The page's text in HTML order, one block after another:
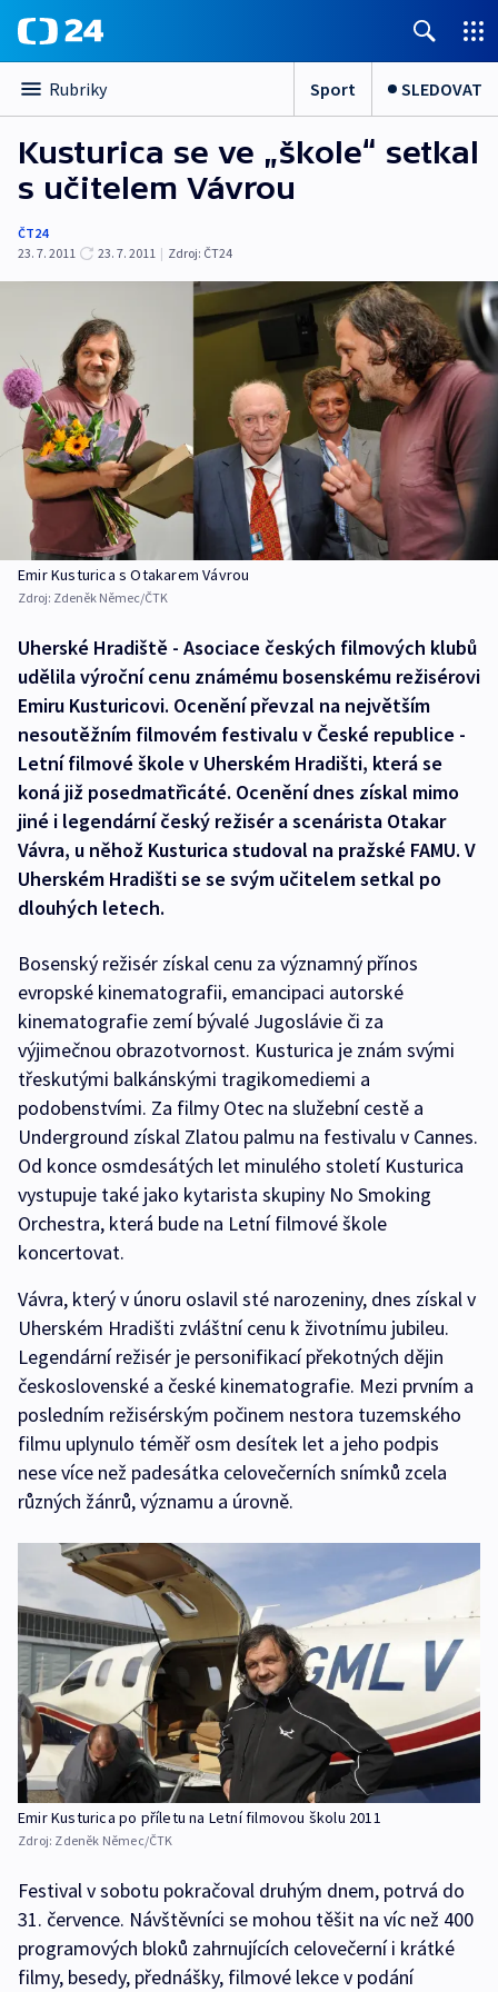
Rubriky Sport SLEDOVAT
Kusturica se ve „škole“ setkal
s učitelem Vávrou
ČT24
23. 7. 2011
23. 7. 2011 | Zdroj: ČT24
Emir Kusturica s Otakarem Vávrou
Zdroj: Zdeněk Němec/ČTK
Uherské Hradiště - Asociace českých filmových klubů
udělila výroční cenu známému bosenskému režisérovi
Emiru Kusturicovi. Ocenění převzal na největším
nesoutěžním filmovém festivalu v České republice -
Letní filmové škole v Uherském Hradišti, která se
koná již posedmatřicáté. Ocenění dnes získal mimo
jiné i legendární český režisér a scenárista Otakar
Vávra, u něhož Kusturica studoval na pražské FAMU. V
Uherském Hradišti se se svým učitelem setkal po
dlouhých letech.
Bosenský režisér získal cenu za významný přínos
evropské kinematografii, emancipaci autorské
kinematografie zemí bývalé Jugoslávie či za
výjimečnou obrazotvornost. Kusturica je znám svými
třeskutými balkánskými tragikomediemi a
podobenstvími. Za filmy Otec na služební cestě a
Underground získal Zlatou palmu na festivalu v Cannes.
Od konce osmdesátých let minulého století Kusturica
vystupuje také jako kytarista skupiny No Smoking
Orchestra, která bude na Letní filmové škole
koncertovat.
Vávra, který v únoru oslavil sté narozeniny, dnes získal v
Uherském Hradišti zvláštní cenu k životnímu jubileu.
Legendární režisér je personifikací překotných dějin
československé a české kinematografie. Mezi prvním a
posledním režisérským počinem nestora tuzemského
filmu uplynulo téměř osm desítek let a jeho podpis
nese více než padesátka celovečerních snímků zcela
různých žánrů, významu a úrovně.
Emir Kusturica po příletu na Letní filmovou školu 2011
Zdroj: Zdeněk Němec/ČTK
Festival v sobotu pokračoval druhým dnem, potrvá do
31. července. Návštěvníci se mohou těšit na víc než 400
programových bloků zahrnujících celovečerní i krátké
filmy, besedy, přednášky, filmové lekce v podání